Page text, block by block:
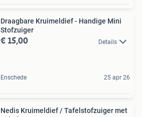
Draagbare Kruimeldief - Handige Mini
Stofzuiger
€ 15,00 Details
Enschede 25 apr 26
Nedis Kruimeldief / Tafelstofzuiger met